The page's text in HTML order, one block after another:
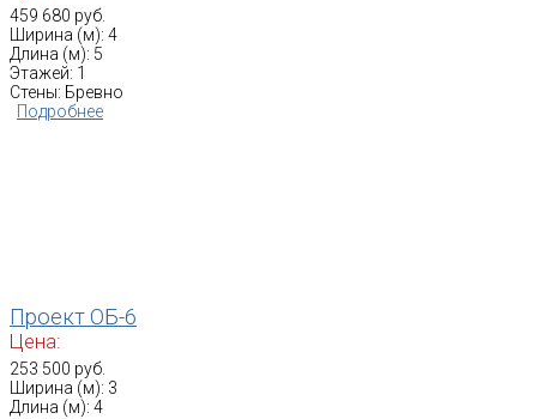
459 680 руб.
Ширина (м): 4
Длина (м): 5
Этажей: 1
Стены: Бревно
Подробнее
Проект ОБ-6
Цена:
253 500 руб.
Ширина (м): 3
Длина (м): 4